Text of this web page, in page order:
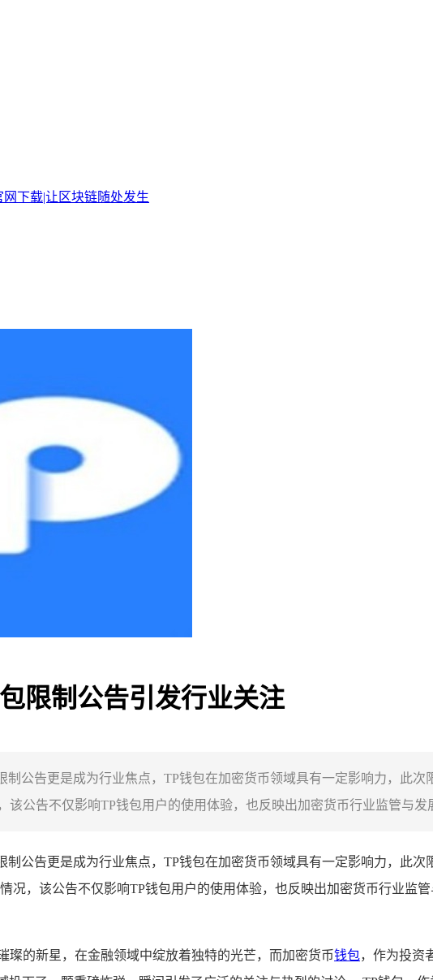
限制公告引发行业关注
公告更是成为行业焦点，TP钱包在加密货币领域具有一定影响力，此
公告不仅影响TP钱包用户的使用体验，也反映出加密货币行业监管与发
制公告更是成为行业焦点，TP钱包在加密货币领域具有一定影响力，此
况，该公告不仅影响TP钱包用户的使用体验，也反映出加密货币行业监
的新星，在金融领域中绽放着独特的光芒，而加密货币钱包，作为投资